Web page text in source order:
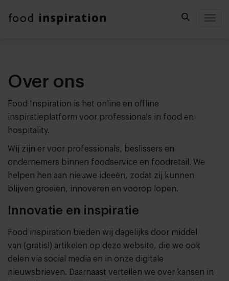
Over ons
Food Inspiration is het online en offline
inspiratieplatform voor professionals in food en
hospitality.
Wij zijn er voor professionals, beslissers en
ondernemers binnen foodservice en foodretail. We
helpen hen aan nieuwe ideeën, zodat zij kunnen
blijven groeien, innoveren en voorop lopen.
Innovatie en inspiratie
Food inspiration bieden wij dagelijks door middel
van (gratis!) artikelen op deze website, die we ook
delen via social media en in onze digitale
nieuwsbrieven. Daarnaast vertellen we over kansen in